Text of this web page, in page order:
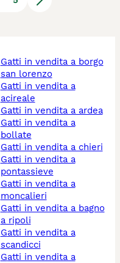
gatti in vendita a borgo
san lorenzo
gatti in vendita a
acireale
gatti in vendita a ardea
gatti in vendita a
bollate
gatti in vendita a chieri
gatti in vendita a
pontassieve
gatti in vendita a
moncalieri
gatti in vendita a bagno
a ripoli
gatti in vendita a
scandicci
gatti in vendita a